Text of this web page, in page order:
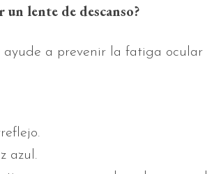
un lente de descanso?
ayude a prevenir la fatiga ocular
azul.